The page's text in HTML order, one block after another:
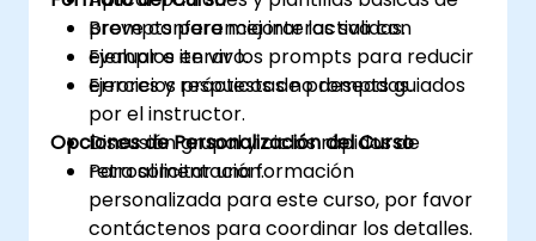
prompts para mejorar las salidas.
Evaluar e iterar los prompts para reducir
errores y respuestas no deseadas.
Breve conferencia interactiva con
ejemplos en vivo.
Ejercicios prácticos de prompts guiados
por el instructor.
Discusión grupal y ciclos rápidos de
retroalimentación.
Opciones de Personalización del Curso
Para solicitar una formación
personalizada para este curso, por favor
contáctenos para coordinar los detalles.